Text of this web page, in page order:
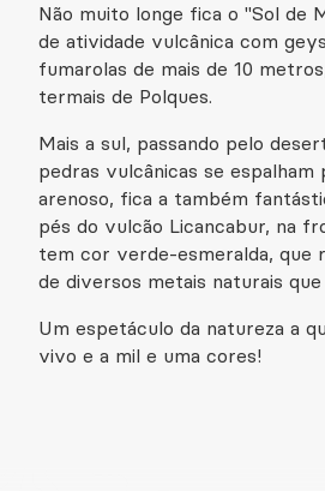
Não muito longe fica o "Sol de
de atividade vulcânica com
fumarolas de mais de 10
termais de Polques.
Mais a sul, passando pelo
pedras vulcânicas se
arenoso, fica a também
pés do vulcão Licancabur, na
tem cor verde-esmeralda, que
de diversos metais naturais que
Um espetáculo da natureza a
vivo e a mil e uma cores!